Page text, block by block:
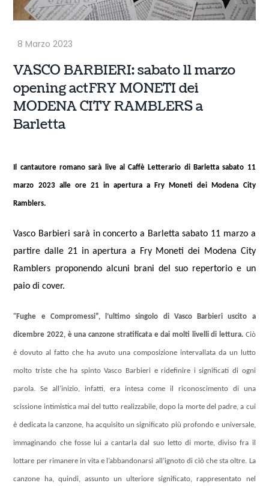
VASCO BARBIERI: sabato 11 marzo
opening act FRY MONETI dei
MODENA CITY RAMBLERS a
Barletta
Il cantautore romano sarà live al Caffè Letterario di Barletta sabato 11
marzo 2023 alle ore 21 in apertura a Fry Moneti dei Modena City
Ramblers.
Vasco Barbieri sarà in concerto a Barletta sabato 11 marzo a
partire dalle 21 inapertura a Fry Moneti dei Modena City
Ramblers proponendo alcuni brani del suo repertorio e un
paio di cover.
“Fughe e Compromessi”, l’ultimo singolo di Vasco Barbieri uscito a
dicembre 2022, è una canzone stratificata e dai molti livelli di lettura.Ciò
è dovuto al fatto che ha avuto una composizione intervallata da un lutto
molto triste che ha spinto Vasco Barbieri e ridefinire i significati di ogni
parola. Se all’inizio, infatti, era intesa come il riconoscimento di una
scissione intimistica mai del tutto realizzabile, dopo la morte del padre, a cui
è dedicata la canzone, ha acquisito un significato più profondo e universale,
immaginando che fosse lui a cantarla dal suo letto di morte, diviso fra il
lottare per rimanere in vita e l’abbandonarsi all’ignoto di ciò che sta oltre. La
canzone ha, quindi, assunto un ulteriore significato, rappresentato nel